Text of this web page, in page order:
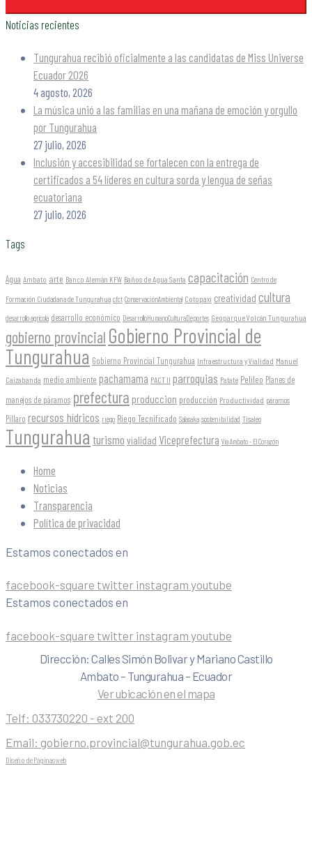
Noticias recientes
Tungurahua recibió oficialmente a las candidatas de Miss Universe
Ecuador 2026
4 agosto, 2026
La música unió a las familias en una mañana de emoción y orgullo
por Tungurahua
27 julio, 2026
Inclusión y accesibilidad se fortalecen con la entrega de
certificados a 54 líderes en cultura sorda y lengua de señas
ecuatoriana
27 julio, 2026
Tags
Agua Ambato arte Banco Alemán KFW Baños de Agua Santa capacitación Centro de
Formación Ciudadana de Tungurahua cfct ConservaciónAmbiental Cotopaxi creatividad cultura
desarrollo agrícola desarrollo económico DesarrolloHumanoCulturaDeportes Geoparque Volcán Tungurahua
gobierno provincial Gobierno Provincial de
Tungurahua Gobierno Provincial Tungurahua Infraestructura y Vialidad Manuel
Caizabanda medio ambiente pachamama PACT II parroquias Patate Pelileo Planes de
manejos de páramos prefectura produccion producción Productividad páramos
Píllaro recursos hídricos riego Riego Tecnificado Salasaka sostenibilidad Tisaleo
Tungurahua turismo vialidad Viceprefectura Vía Ambato - El Corazón
Home
Noticias
Transparencia
Política de privacidad
Estamos conectados en
facebook-square twitter instagram youtube
Estamos conectados en
facebook-square twitter instagram youtube
Dirección: Calles Simón Bolivar y Mariano Castillo
Ambato – Tungurahua – Ecuador
Ver ubicación en el mapa
Telf: 033730220 - ext 200
Email: gobierno.provincial@tungurahua.gob.ec
Diseño de Páginas web